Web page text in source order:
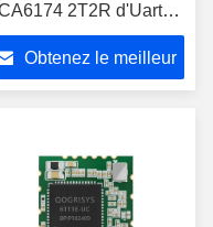
2T2R d'Uart
WiFi mini avec
externe
Obtenez le meilleur